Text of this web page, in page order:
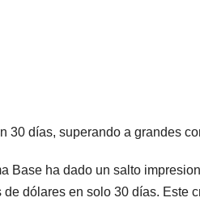
30 días, superando a grandes
Base ha dado un salto
dólares en solo 30 días. Este